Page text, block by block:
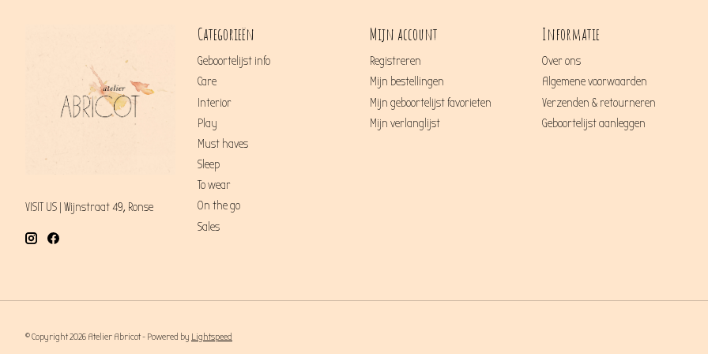
VISIT US | Wijnstraat 49, Ronse
Categorieën
Geboortelijst info
Care
Interior
Play
Must haves
Sleep
To wear
On the go
Sales
Mijn account
Registreren
Mijn bestellingen
Mijn geboortelijst favorieten
Mijn verlanglijst
Informatie
Over ons
Algemene voorwaarden
Verzenden & retourneren
Geboortelijst aanleggen
© Copyright 2026 Atelier Abricot - Powered by Lightspeed